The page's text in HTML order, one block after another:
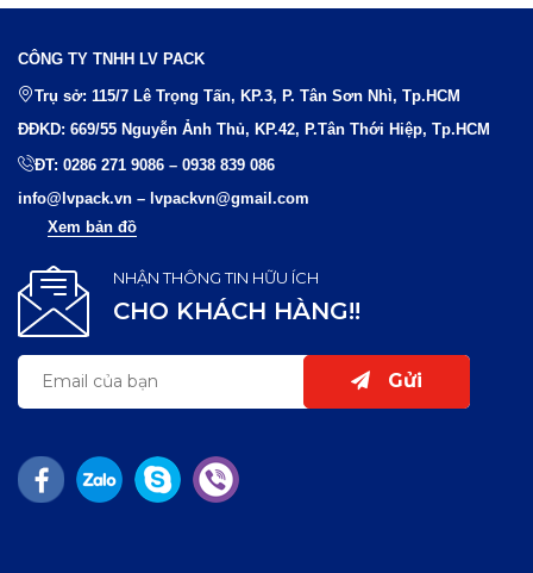
CÔNG TY TNHH LV PACK
Trụ sở: 115/7 Lê Trọng Tấn, KP.3, P. Tân Sơn Nhì, Tp.HCM
ĐĐKD: 669/55 Nguyễn Ảnh Thủ, KP.42, P.Tân Thới Hiệp, Tp.HCM
ĐT: 0286 271 9086 – 0938 839 086
info@lvpack.vn – lvpackvn@gmail.com
Xem bản đồ
NHẬN THÔNG TIN HỮU ÍCH
CHO KHÁCH HÀNG!!
Gửi